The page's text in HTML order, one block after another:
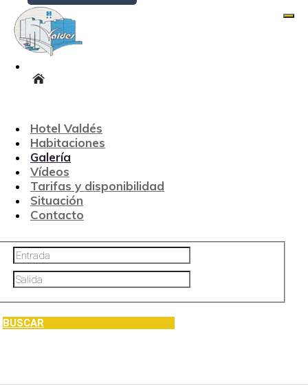
Imágenes Hotel Valdés
Imágenes Hotel Valdés
Hotel Valdés
Habitaciones
Galería
Vídeos
Tarifas y disponibilidad
Situación
Contacto
Galería
Reservadirecta
Web oficial. Mejor precio online.
BUSCAR